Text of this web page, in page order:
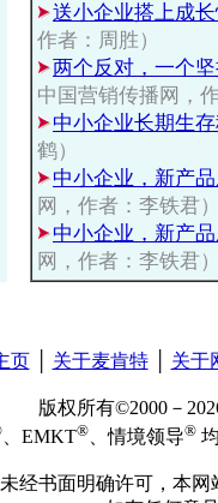
送小企业搭上成
作者：周胜）
两个反对，一个
中国营销传播网，
中小企业长期生
鹤）
中小企业，新产
网，作者：李铁君
中小企业，新产
网，作者：李铁君
页│ 关于麦肯特│ 关于
版权所有©2000－
、EMKT® 、情境领导®
未经书面明确许可，本